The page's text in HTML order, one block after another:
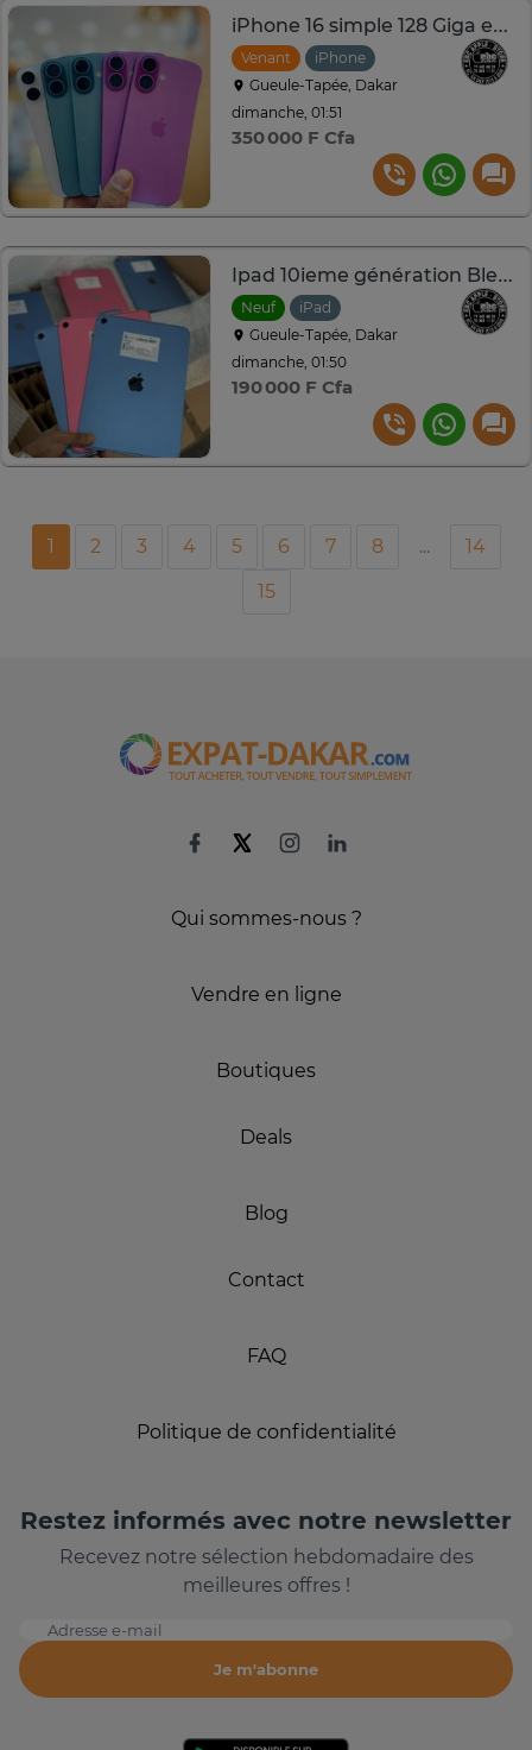
iPhone 16 simple 128 Giga esim
Venant
iPhone
Gueule-Tapée, Dakar
dimanche, 01:51
350 000 F Cfa
Ipad 10ieme génération Bleu Rose Compact
Neuf
iPad
Gueule-Tapée, Dakar
dimanche, 01:50
190 000 F Cfa
1 2 3 4 5 6 7 8 ...
14
15
Qui sommes-nous ?
Vendre en ligne
Boutiques
Deals
Blog
Contact
FAQ
Politique de confidentialité
Restez informés avec notre newsletter
Recevez notre sélection hebdomadaire des
meilleures offres !
Adresse e-mail
Je m'abonne